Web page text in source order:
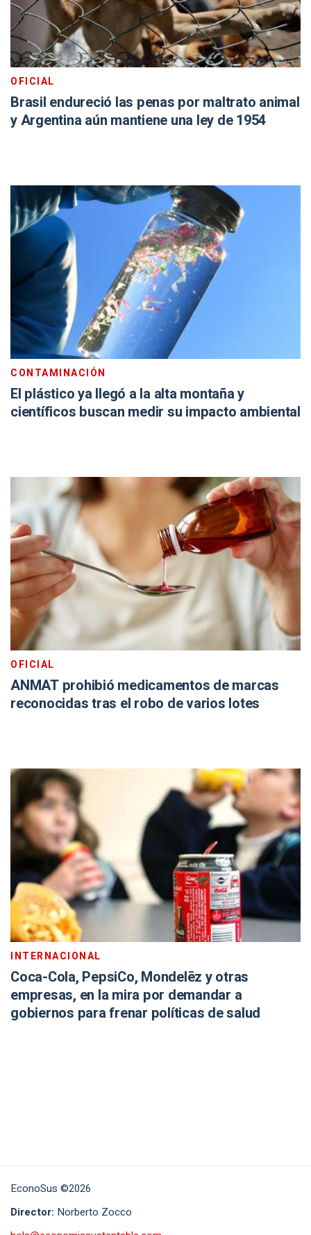
OFICIAL
Brasil endureció las penas por maltrato animal
y Argentina aún mantiene una ley de 1954
CONTAMINACIÓN
El plástico ya llegó a la alta montaña y
científicos buscan medir su impacto ambiental
OFICIAL
ANMAT prohibió medicamentos de marcas
reconocidas tras el robo de varios lotes
INTERNACIONAL
Coca-Cola, PepsiCo, Mondelēz y otras
empresas, en la mira por demandar a
gobiernos para frenar políticas de salud
EconoSus ©2026
Director: Norberto Zocco